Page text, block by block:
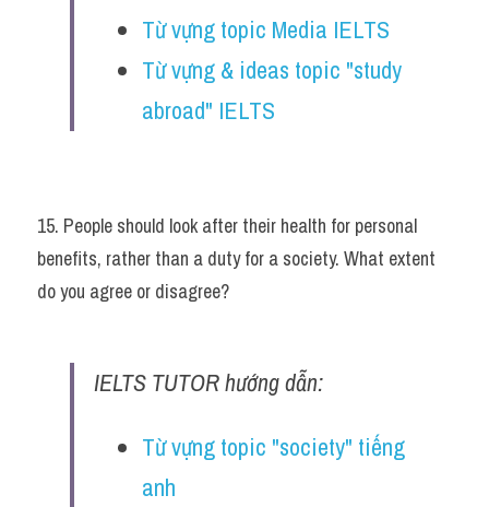
Từ vựng topic Media IELTS
Từ vựng & ideas topic "study
abroad" IELTS
15. People should look after their health for personal
benefits, rather than a duty for a society. What extent
do you agree or disagree?
IELTS TUTOR hướng dẫn:
Từ vựng topic "society" tiếng
anh